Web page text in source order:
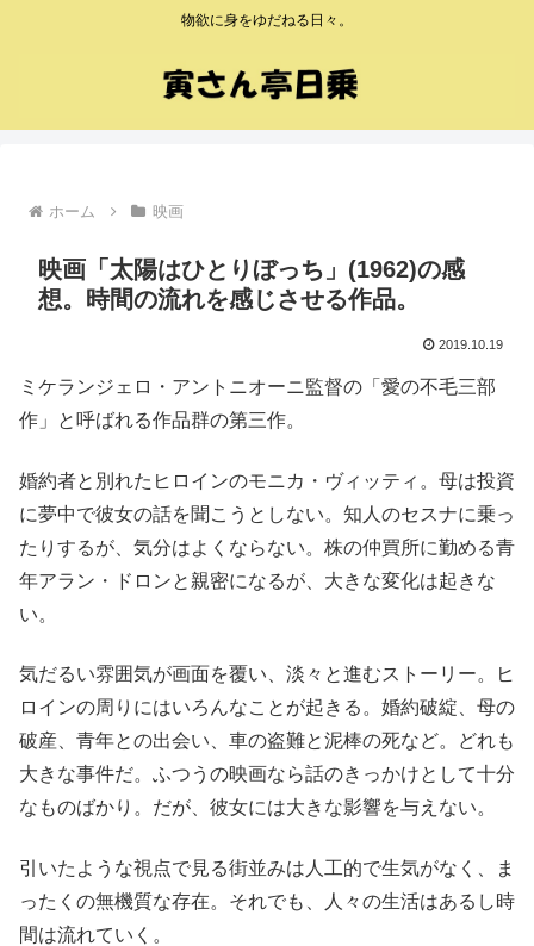
物欲に身をゆだねる日々。
ホーム 映画
映画「太陽はひとりぼっち」(1962)の感
想。時間の流れを感じさせる作品。
2019.10.19
ミケランジェロ・アントニオーニ監督の「愛の不毛三部
作」と呼ばれる作品群の第三作。
婚約者と別れたヒロインのモニカ・ヴィッティ。母は投資
に夢中で彼女の話を聞こうとしない。知人のセスナに乗っ
たりするが、気分はよくならない。株の仲買所に勤める青
年アラン・ドロンと親密になるが、大きな変化は起きな
い。
気だるい雰囲気が画面を覆い、淡々と進むストーリー。ヒ
ロインの周りにはいろんなことが起きる。婚約破綻、母の
破産、青年との出会い、車の盗難と泥棒の死など。どれも
大きな事件だ。ふつうの映画なら話のきっかけとして十分
なものばかり。だが、彼女には大きな影響を与えない。
引いたような視点で見る街並みは人工的で生気がなく、ま
ったくの無機質な存在。それでも、人々の生活はあるし時
間は流れていく。